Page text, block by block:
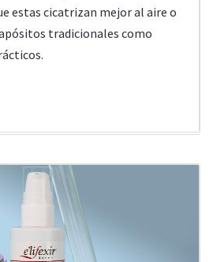
estas cicatrizan mejor al aire o
tradicionales como